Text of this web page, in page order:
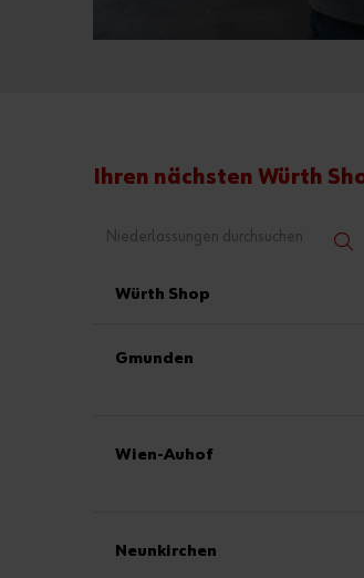
Ihren nächsten Würth
Gmunden
Wien-Auhof
Neunkirchen
Würth Shop